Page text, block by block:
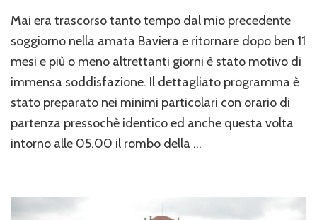
mio
soggiorno
Baviera
n.
Mai era trascorso tanto tempo dal mio precedente
soggiorno nella amata Baviera e ritornare dopo ben 11
mesi e più o meno altrettanti giorni è stato motivo di
immensa soddisfazione. Il dettagliato programma è
stato preparato nei minimi particolari con orario di
partenza pressochè identico ed anche questa volta
intorno alle 05.00 il rombo della …